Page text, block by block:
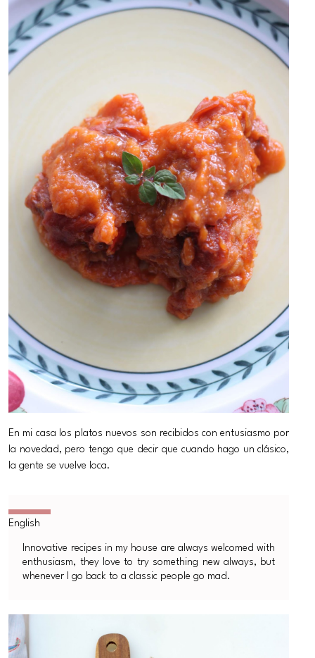
En mi casa los platos nuevos son recibidos con entusiasmo por
la novedad, pero tengo que decir que cuando hago un clásico,
la gente se vuelve loca.
Innovative recipes in my house are always welcomed with
enthusiasm, they love to try something new always, but
whenever I go back to a classic people go mad.